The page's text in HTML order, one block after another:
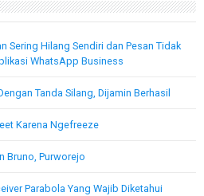
Sering Hilang Sendiri dan Pesan Tidak
WhatsApp Business
Tanda Silang, Dijamin Berhasil
Karena Ngefreeze
Bruno, Purworejo
Parabola Yang Wajib Diketahui